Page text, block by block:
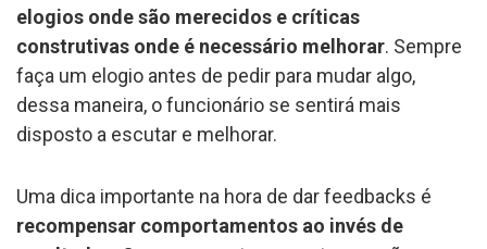
elogios onde são merecidos e críticas
construtivas onde é necessário melhorar. Sempre
faça um elogio antes de pedir para mudar algo,
dessa maneira, o funcionário se sentirá mais
disposto a escutar e melhorar.
Uma dica importante na hora de dar feedbacks é
recompensar comportamentos ao invés de